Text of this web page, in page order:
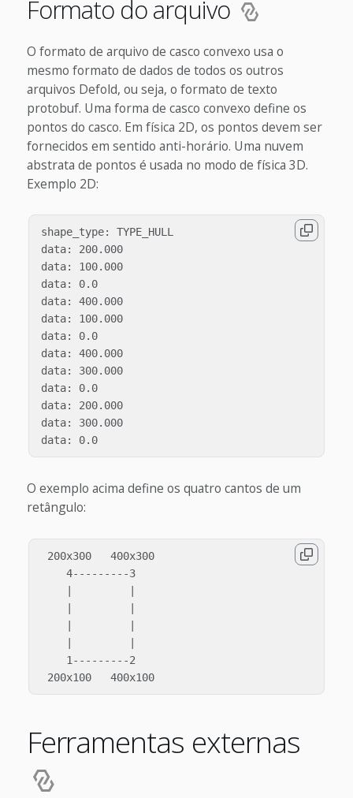
Formato do arquivo
O formato de arquivo de casco convexo usa o
mesmo formato de dados de todos os outros
arquivos Defold, ou seja, o formato de texto
protobuf. Uma forma de casco convexo define os
pontos do casco. Em física 2D, os pontos devem ser
fornecidos em sentido anti-horário. Uma nuvem
abstrata de pontos é usada no modo de física 3D.
Exemplo 2D:
shape_type: TYPE_HULL
data: 200.000
data: 100.000
data: 0.0
data: 400.000
data: 100.000
data: 0.0
data: 400.000
data: 300.000
data: 0.0
data: 200.000
data: 300.000
O exemplo acima define os quatro cantos de um
retângulo:
200x300   400x300
    4---------3
    1---------2
Ferramentas externas